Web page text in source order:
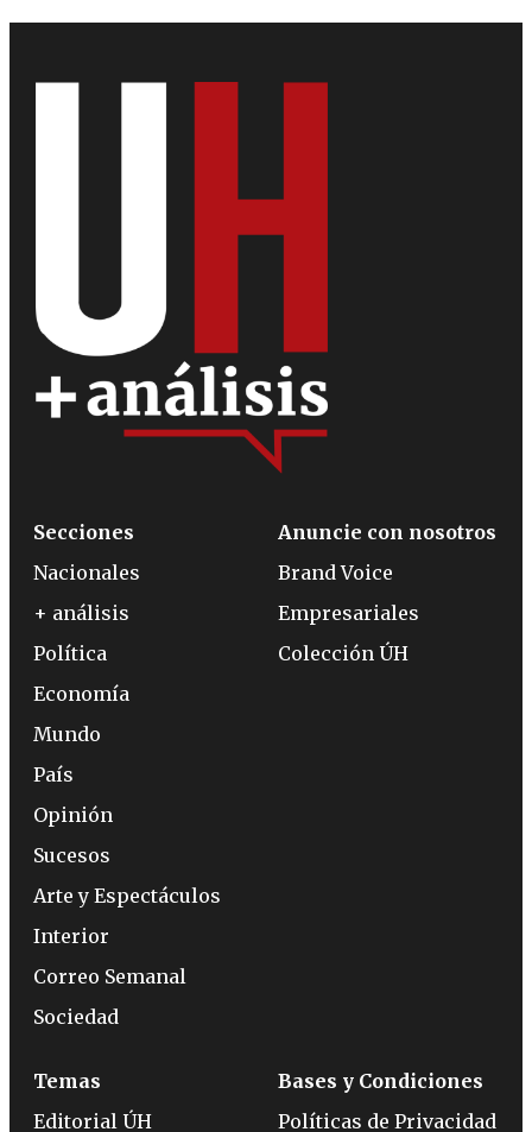
Secciones
Nacionales
+ análisis
Política
Economía
Mundo
País
Opinión
Sucesos
Arte y Espectáculos
Interior
Correo Semanal
Sociedad
Anuncie con nosotros
Brand Voice
Empresariales
Colección ÚH
Temas
Editorial ÚH
Bases y Condiciones
Políticas de Privacidad